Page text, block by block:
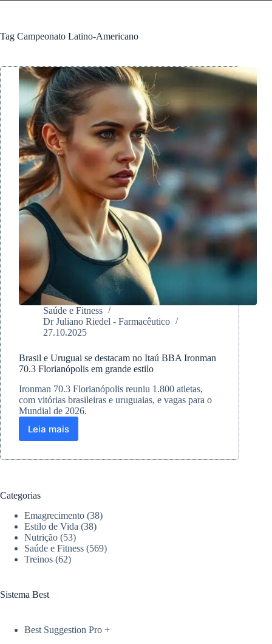
Tag Campeonato Latino-Americano
Saúde e Fitness
Dr Juliano Riedel - Farmacêutico
27.10.2025
Brasil e Uruguai se destacam no Itaú BBA Ironman
70.3 Florianópolis em grande estilo
Ironman 70.3 Florianópolis reuniu 1.800 atletas,
com vitórias brasileiras e uruguaias, e vagas para o
Mundial de 2026.
Leia mais
Brasil
Uruguai
BBA
Ironman
70.3
Florianópolis
em
Categorias
Emagrecimento (38)
Estilo de Vida (38)
Nutrição (53)
Saúde e Fitness (569)
Treinos (62)
Sistema Best
Best Suggestion Pro +